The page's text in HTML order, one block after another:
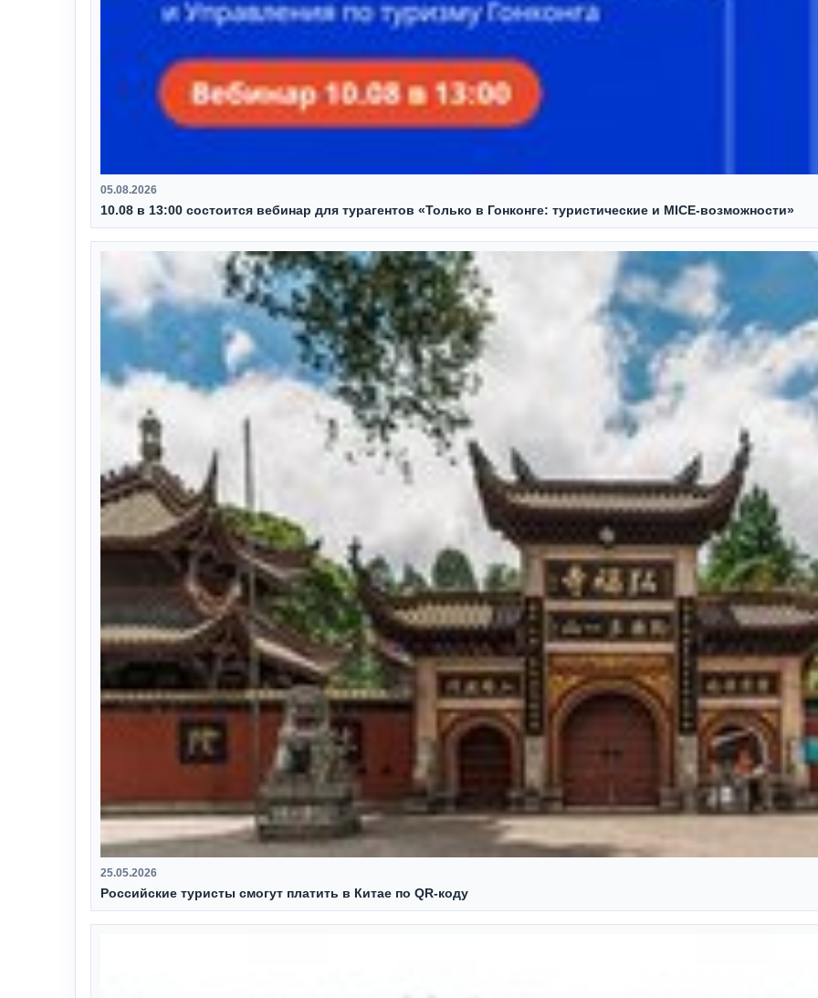
05.08.2026
10.08 в 13:00 состоится вебинар для турагентов «Только в Гонконге: туристические и MICE-возможности»
25.05.2026
Российские туристы смогут платить в Китае по QR‑коду